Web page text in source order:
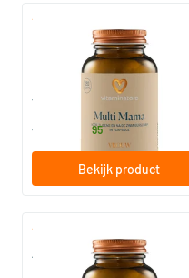
Multi Mama
60/​120 capsules
Vitaminstore
vanaf .95
Bekijk product
Actief Foliumzuur (voorheen
Folaat 400)